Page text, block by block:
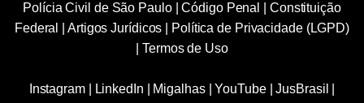
Polícia Civil de São Paulo|Código Penal
Constituição
Federal
Artigos Jurídicos
Política de Privacidade (LGPD)
|Termos de Uso
Instagram| LinkedIn Migalhas|YouTube|JusBrasil